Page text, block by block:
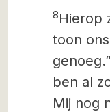
8Hierop
toon
genoeg.”
ben al
Mij nog